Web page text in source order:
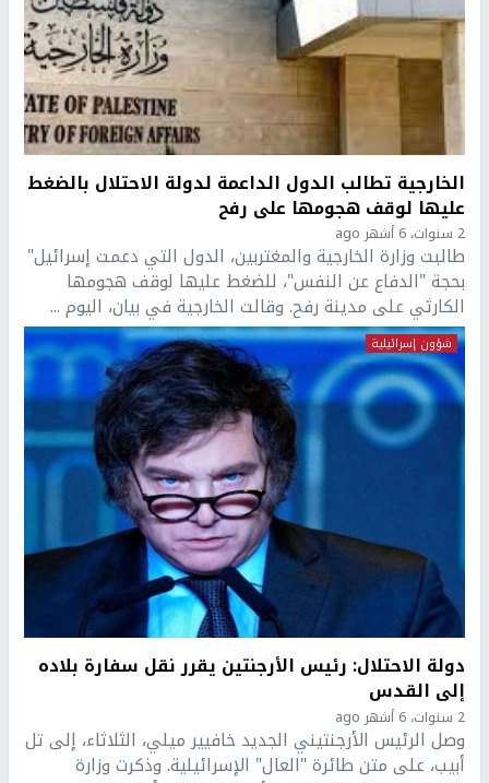
الخارجية تطالب الدول الداعمة لدولة الاحتلال بالضغط
عليها لوقف هجومها على رفح
2 سنوات، 6 أشهر ago
طالبت وزارة الخارجية والمغتربين، الدول التي دعمت إسرائيل"
بحجة "الدفاع عن النفس"، للضغط عليها لوقف هجومها
الكارثي على مدينة رفح. وقالت الخارجية في بيان، اليوم ...
شؤون إسرائيلية
دولة الاحتلال: رئيس الأرجنتين يقرر نقل سفارة بلاده
إلى القدس
2 سنوات، 6 أشهر ago
وصل الرئيس الأرجنتيني الجديد خافيير ميلي، الثلاثاء، إلى تل
أبيب، على متن طائرة "العال" الإسرائيلية. وذكرت وزارة